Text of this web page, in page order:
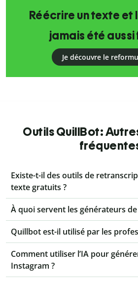
Réécrire un texte et
jamais été aussi
Je découvre le
Outils QuillBot:
Existe-t-il des outils de
texte gratuits ?
À quoi servent les générateurs
Quillbot est-il utilisé par les
Comment utiliser l’IA pour
Instagram ?